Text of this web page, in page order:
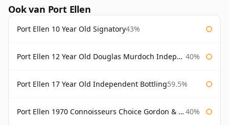
Ook van Port Ellen
Port Ellen 10 Year Old Signatory43%
Port Ellen 12 Year Old Douglas Murdoch Independent Bottling 40%
Port Ellen 17 Year Old Independent Bottling59.5%
Port Ellen 1970 Connoisseurs Choice Gordon & Macphail 40%